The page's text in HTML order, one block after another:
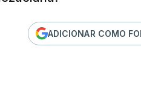
ADICIONAR COMO